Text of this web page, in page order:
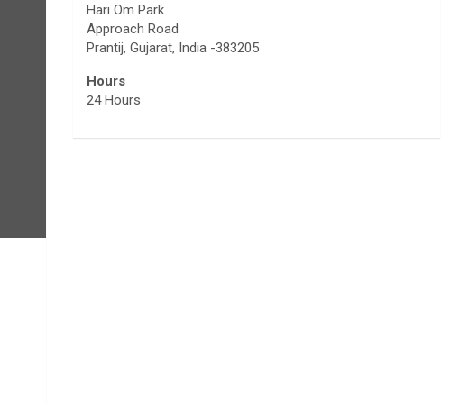
Hari Om Park
Approach Road
Prantij, Gujarat, India -383205
Hours
24 Hours